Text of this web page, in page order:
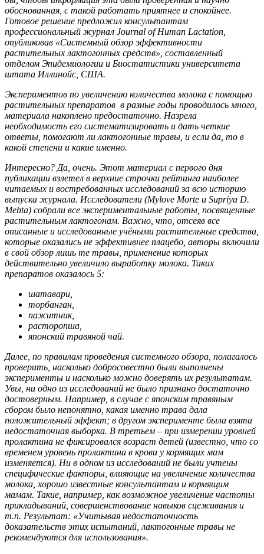
обоснованная, с такой работать приятнее и спокойнее.
Готовое решение предложил консультантам
профессиональный журнал Journal of Human Lactation,
опубликовав «Системный обзор эффективности
растительных лактогонных средств», составленный
отделом Эпидемиологии и Биостатистики университета
штата Иллинойс, США.
Экспериментов по увеличению количества молока с помощью
растительных препаратов в разные годы проводилось много,
материала накоплено предостаточно. Назрела
необходимость его систематизировать и дать четкие
ответы, помогают ли лактогонные травы, и если да, то в
какой степени и какие именно.
Интересно? Да, очень. Этот материал с первого дня
публикации взлетел в верхние строчки рейтинга наиболее
читаемых и востребованных исследований за всю историю
выпуска журнала. Исследователи (Mylove Morte и Supriya D.
Mehta) собрали все экспериментальные работы, посвященные
растительным лактогонам. Важно, что, отсеяв все
описанные и исследованные учёными растительные средства,
которые оказались не эффективнее плацебо, авторы включили
в свой обзор лишь те травы, применение которых
действительно увеличило выработку молока. Таких
препаратов оказалось 5:
шатавари,
торбанган,
пажитник,
расторопша,
японский травяной чай.
Далее, по правилам проведения системного обзора, полагалось
проверить, насколько добросовестно были выполнены
эксперименты и насколько можно доверять их результатам.
Увы, ни одно из исследований не было признано достаточно
достоверным. Например, в случае с японским травяным
сбором было непонятно, какая именно трава дала
положительный эффект; в другом эксперименте была взята
недостаточная выборка. В третьем – при измерении уровней
пролактина не фиксировался возраст детей (известно, что со
временем уровень пролактина в крови у кормящих мам
изменяется). Ни в одном из исследований не были учтены
специфические факторы, влияющие на увеличение количества
молока, хорошо известные консультантам и кормящим
мамам. Такие, например, как возможное увеличение частоты
прикладываний, совершенствование навыков сцеживания и
т.п. Результат: «Учитывая недостаточность
доказательств этих испытаний, лактогонные травы не
рекомендуются для использования».